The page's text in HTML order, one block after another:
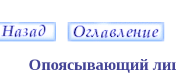
Опоясывающий